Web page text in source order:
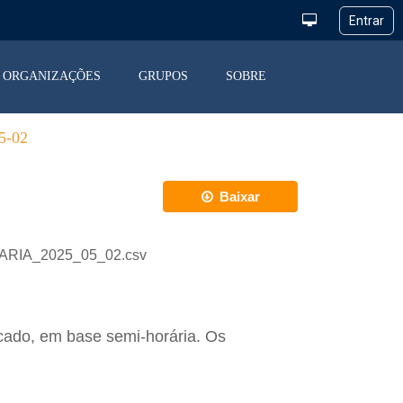
ORGANIZAÇÕES GRUPOS SOBRE
02
Baixar
em base semi-horária. Os